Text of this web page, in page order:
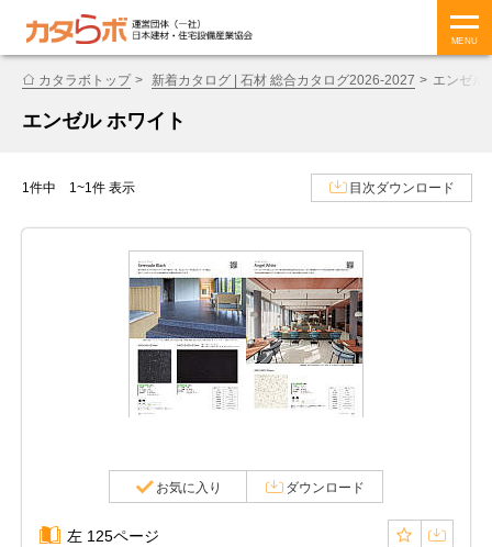
MENU
カタラボトップ 新着カタログ | 石材 総合カタログ2026-2027 エンゼル
エンゼル ホワイト
1件中 1~1件 表示 目次ダウンロード
お気に入り ダウンロード
左 125ページ